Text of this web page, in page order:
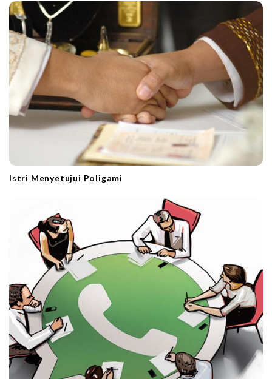
Istri Menyetujui Poligami